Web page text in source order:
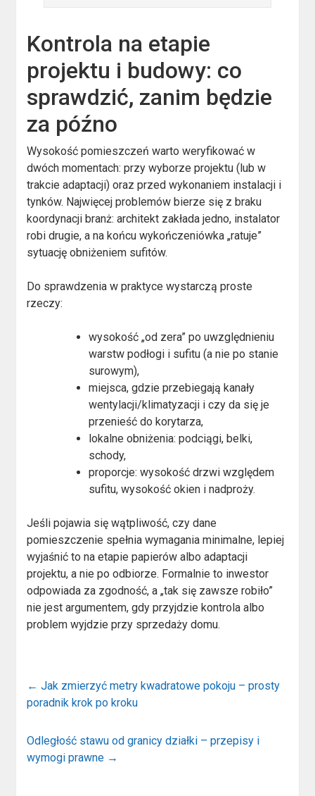
Kontrola na etapie
projektu i budowy: co
sprawdzić, zanim będzie
za późno
Wysokość pomieszczeń warto weryfikować w
dwóch momentach: przy wyborze projektu (lub w
trakcie adaptacji) oraz przed wykonaniem instalacji i
tynków. Najwięcej problemów bierze się z braku
koordynacji branż: architekt zakłada jedno, instalator
robi drugie, a na końcu wykończeniówka „ratuje”
sytuację obniżeniem sufitów.
Do sprawdzenia w praktyce wystarczą proste
rzeczy:
wysokość „od zera” po uwzględnieniu
warstw podłogi i sufitu (a nie po stanie
surowym),
miejsca, gdzie przebiegają kanały
wentylacji/klimatyzacji i czy da się je
przenieść do korytarza,
lokalne obniżenia: podciągi, belki,
schody,
proporcje: wysokość drzwi względem
sufitu, wysokość okien i nadproży.
Jeśli pojawia się wątpliwość, czy dane
pomieszczenie spełnia wymagania minimalne, lepiej
wyjaśnić to na etapie papierów albo adaptacji
projektu, a nie po odbiorze. Formalnie to inwestor
odpowiada za zgodność, a „tak się zawsze robiło”
nie jest argumentem, gdy przyjdzie kontrola albo
problem wyjdzie przy sprzedaży domu.
← Jak zmierzyć metry kwadratowe pokoju – prosty
poradnik krok po kroku
Odległość stawu od granicy działki – przepisy i
wymogi prawne →